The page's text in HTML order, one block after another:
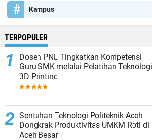
Kampus
TERPOPULER
Dosen PNL Tingkatkan Kompetensi
Guru SMK melalui Pelatihan Teknologi
3D Printing
Sentuhan Teknologi Politeknik Aceh
Dongkrak Produktivitas UMKM Roti di
Aceh Besar